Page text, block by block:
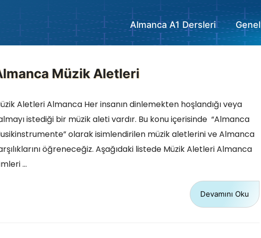
Almanca A1 Dersleri Genel
Müzik Aletleri
Aletleri Almanca Her insanın dinlemekten hoşlandığı veya
istediği bir müzik aleti vardır. Bu konu içerisinde “Almanca
olarak isimlendirilen müzik aletlerini ve Almanca
öğreneceğiz. Aşağıdaki listede Müzik Aletleri Almanca
…
Devamını Oku